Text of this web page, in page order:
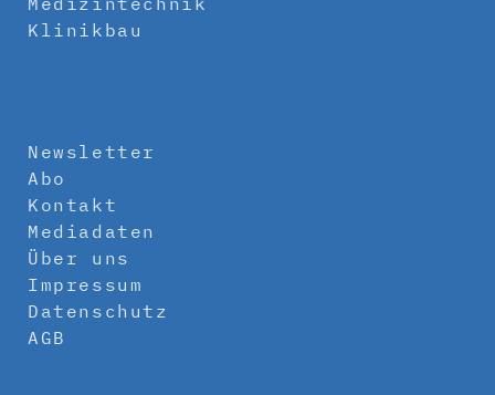
Klinikbau
Newsletter
Abo
Kontakt
Mediadaten
Über uns
Impressum
Datenschutz
AGB